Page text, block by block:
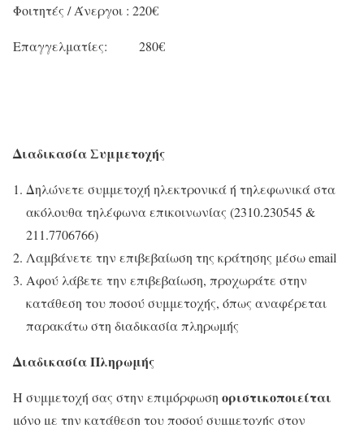
Φοιτητές / Άνεργοι : 220€
Επαγγελματίες: 280€
Διαδικασία Συμμετοχής
Δηλώνετε συμμετοχή ηλεκτρονικά ή τηλεφωνικά στα
ακόλουθα τηλέφωνα επικοινωνίας (2310.230545 &
211.7706766)
Λαμβάνετε την επιβεβαίωση της κράτησης μέσω email
Αφού λάβετε την επιβεβαίωση, προχωράτε στην
κατάθεση του ποσού συμμετοχής, όπως αναφέρεται
παρακάτω στη διαδικασία πληρωμής
Διαδικασία Πληρωμής
Η συμμετοχή σας στην επιμόρφωση οριστικοποιείται
μόνο με την κατάθεση του ποσού συμμετοχής στον